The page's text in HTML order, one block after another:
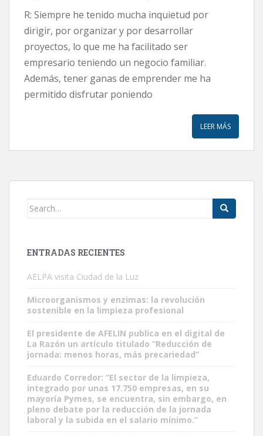
R: Siempre he tenido mucha inquietud por
dirigir, por organizar y por desarrollar
proyectos, lo que me ha facilitado ser
empresario teniendo un negocio familiar.
Además, tener ganas de emprender me ha
permitido disfrutar poniendo
LEER MÁS
Search
ENTRADAS RECIENTES
AELPA visita Ciudad de la Luz
Microorganismos y enzimas: la revolución
sostenible en la limpieza profesional
El presidente de AFELIN publica en el digital de
La Razón un artículo titulado “Reducción de
jornada: menos horas, más precariedad”
Eduardo Corredor: “El sector de la limpieza,
integrado por unas 17.750 empresas, en su
mayoría Pymes, se encuentra, sin embargo, en
pleno debate por la reducción de la jornada
laboral y la subida en el salario mínimo.”